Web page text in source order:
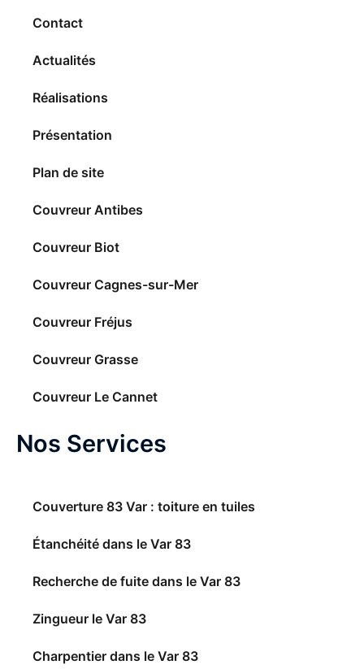
Contact
Actualités
Réalisations
Présentation
Plan de site
Couvreur Antibes
Couvreur Biot
Couvreur Cagnes-sur-Mer
Couvreur Fréjus
Couvreur Grasse
Couvreur Le Cannet
Nos Services
Couverture 83 Var : toiture en tuiles
Étanchéité dans le Var 83
Recherche de fuite dans le Var 83
Zingueur le Var 83
Charpentier dans le Var 83